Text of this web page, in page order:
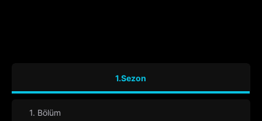
1.Sezon
1. Bölüm